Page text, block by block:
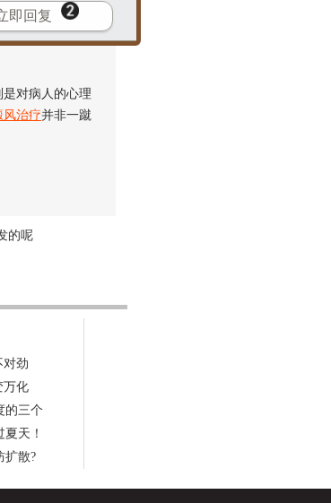
诊疗体系对白
对病人的心理
风治疗并非一蹴
的呢
对劲
万化
的三个
天！
扩散?
即回复